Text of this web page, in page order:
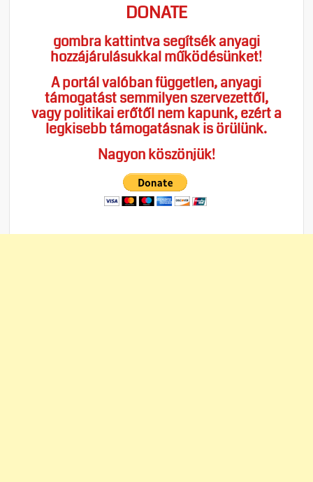
DONATE
gombra kattintva segítsék anyagi
hozzájárulásukkal működésünket!
A portál valóban független, anyagi
támogatást semmilyen szervezettől,
vagy politikai erőtől nem kapunk, ezért a
legkisebb támogatásnak is örülünk.
Nagyon köszönjük!